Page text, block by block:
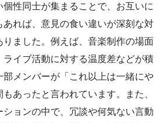
性同士が集まることで、お互いに
れば、意見の食い違いが深刻な対
りました。例えば、音楽制作の場面
ライブ活動に対する温度差などが積
メンバーが「これ以上は一緒にや
あったと言われています。また、
ションの中で、冗談や何気ない言動